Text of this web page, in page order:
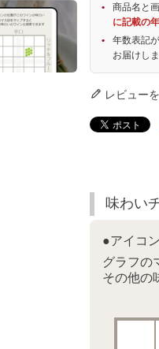
商品名と
に記載の
年数表記
お届けしま
レビュー
味わい
●アイコ
グラフの
その他の